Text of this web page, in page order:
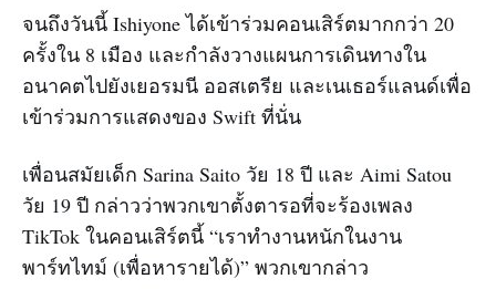
จนถึงวันนี้ Ishiyone ได้เข้าร่วมคอนเสิร์ตมากกว่า 20
ครั้งใน 8 เมือง และกำลังวางแผนการเดินทางใน
อนาคตไปยังเยอรมนี ออสเตรีย และเนเธอร์แลนด์เพื่อ
เข้าร่วมการแสดงของ Swift ที่นั่น
เพื่อนสมัยเด็ก Sarina Saito วัย 18 ปี และ Aimi Satou
วัย 19 ปี กล่าวว่าพวกเขาตั้งตารอที่จะร้องเพลง
TikTok ในคอนเสิร์ตนี้ “เราทำงานหนักในงาน
พาร์ทไทม์ (เพื่อหารายได้)” พวกเขากล่าว